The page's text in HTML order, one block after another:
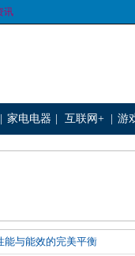
讯
家电电器 互联网+ 游
能与能效的完美平衡